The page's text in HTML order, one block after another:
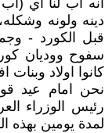
انه اب لنا اي
دينه ولونه
قبل الكورد -
سفوح ووديان
كانوا اولاد وبنات
نحن امام عيد
رئيس الوزراء
لمدة يومين بهذه